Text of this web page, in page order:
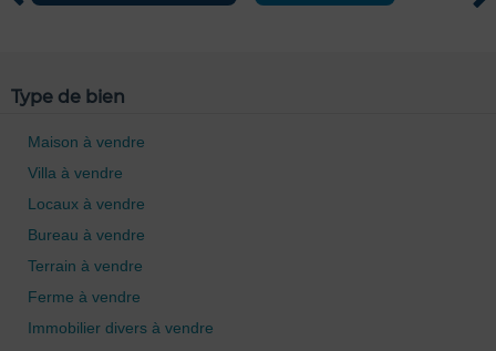
Type de bien
Maison à vendre
Villa à vendre
Locaux à vendre
Bureau à vendre
Terrain à vendre
Ferme à vendre
Immobilier divers à vendre